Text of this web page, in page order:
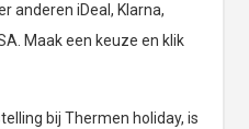
anderen iDeal, Klarna,
Maak een keuze en klik
bij Thermen holiday, is